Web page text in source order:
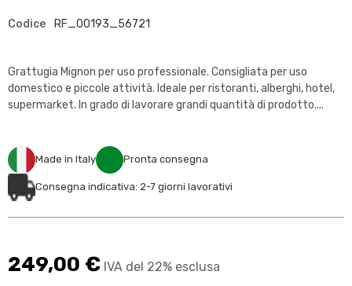
Codice RF_00193_56721
Grattugia Mignon per uso professionale. Consigliata per uso
domestico e piccole attività. Ideale per ristoranti, alberghi, hotel,
supermarket. In grado di lavorare grandi quantità di prodotto....
Made in Italy Pronta consegna
Consegna indicativa: 2-7 giorni lavorativi
249,00 € IVA del 22% esclusa